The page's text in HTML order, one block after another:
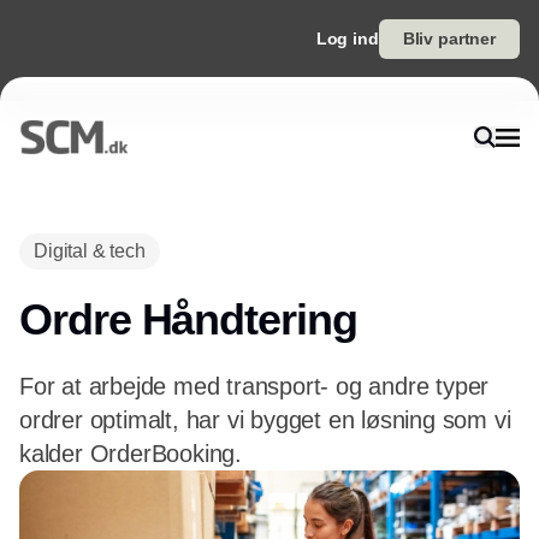
Log ind Bliv partner
Digital & tech
Ordre Håndtering
For at arbejde med transport- og andre typer
ordrer optimalt, har vi bygget en løsning som vi
kalder OrderBooking.